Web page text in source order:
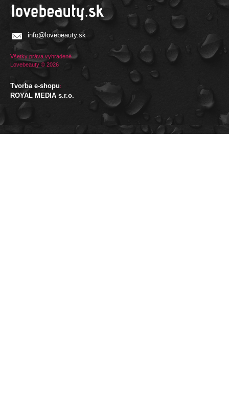
info@lovebeauty.sk
Všetky práva vyhradené.
Lovebeauty © 2026
Tvorba e-shopu:
ROYAL MEDIA s.r.o.